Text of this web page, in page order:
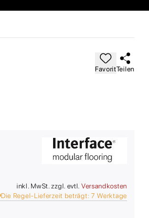
FavoritTeilen
inkl. MwSt. zzgl. evtl. Versandkosten
Die Regel-Lieferzeit beträgt: 7 Werktage